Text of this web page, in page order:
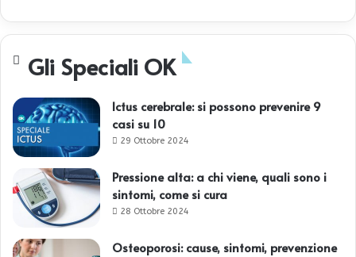
Gli Speciali OK
Ictus cerebrale: si possono prevenire 9
casi su 10
29 Ottobre 2024
Pressione alta: a chi viene, quali sono i
sintomi, come si cura
28 Ottobre 2024
Osteoporosi: cause, sintomi, prevenzione